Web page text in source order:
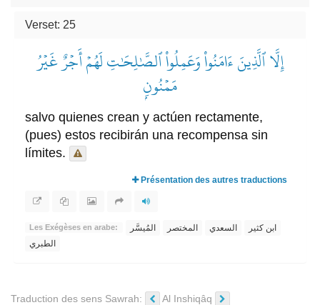
Verset: 25
إِلَّا ٱلَّذِينَ ءَامَنُواْ وَعَمِلُواْ ٱلصَّٰلِحَٰتِ لَهُمۡ أَجۡرٌ غَيۡرُ
مَمۡنُونِۭ
salvo quienes crean y actúen rectamente,
(pues) estos recibirán una recompensa sin
límites.
Présentation des autres traductions
Les Exégèses en arabe: المُيسَّر المختصر السعدي
ابن كثير
الطبري
Traduction des sens Sawrah: Al Inshiqâq